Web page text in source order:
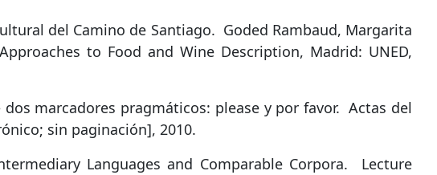
del Camino de Santiago. Goded Rambaud, Margarita
to Food and Wine Description, Madrid: UNED,
marcadores pragmáticos: please y por favor.Actas del
sin paginación], 2010.
Languages and Comparable Corpora. Lecture